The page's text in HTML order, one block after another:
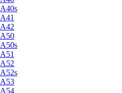
A40s
A41
A42
A50
A50s
A51
A52
A52s
A53
A54